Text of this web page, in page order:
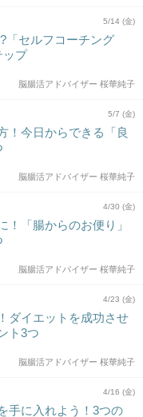
5/14 (金)
「セルフコーチング
ップ
脳腸活アドバイザー 桜華純子
5/7 (金)
！今日からできる「良
脳腸活アドバイザー 桜華純子
4/30 (金)
！「腸からのお便り」
脳腸活アドバイザー 桜華純子
4/23 (金)
ダイエットを成功させ
ト3つ
脳腸活アドバイザー 桜華純子
4/16 (金)
手に入れよう！3つの